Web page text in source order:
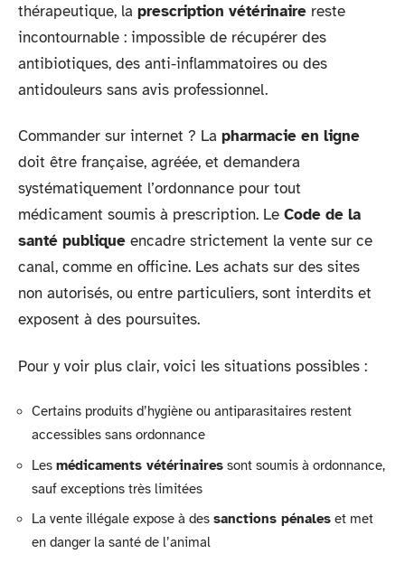
thérapeutique, la prescription vétérinaire reste
incontournable : impossible de récupérer des
antibiotiques, des anti-inflammatoires ou des
antidouleurs sans avis professionnel.
Commander sur internet ? La pharmacie en ligne
doit être française, agréée, et demandera
systématiquement l’ordonnance pour tout
médicament soumis à prescription. Le Code de la
santé publique encadre strictement la vente sur ce
canal, comme en officine. Les achats sur des sites
non autorisés, ou entre particuliers, sont interdits et
exposent à des poursuites.
Pour y voir plus clair, voici les situations possibles :
Certains produits d’hygiène ou antiparasitaires restent
accessibles sans ordonnance
Les médicaments vétérinaires sont soumis à ordonnance,
sauf exceptions très limitées
La vente illégale expose à des sanctions pénales et met
en danger la santé de l’animal